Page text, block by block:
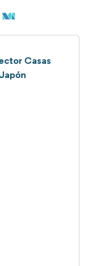
Casas